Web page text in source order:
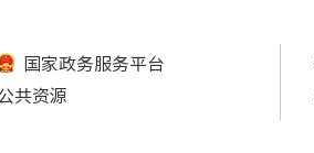
国家政务服务平台
共资源